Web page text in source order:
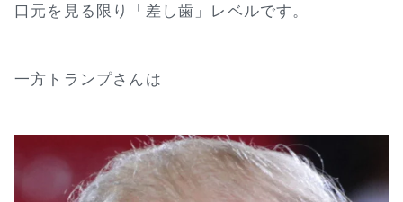
口元を見る限り「差し歯」レベルです。
一方トランプさんは